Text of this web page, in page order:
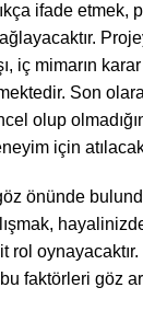
ifade etmek,
iç mimarın
Son
olup
için
önünde
oynayacaktır.
faktörleri göz